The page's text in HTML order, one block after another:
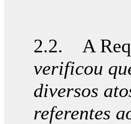
2.2. A
verificou
diversos
referentes